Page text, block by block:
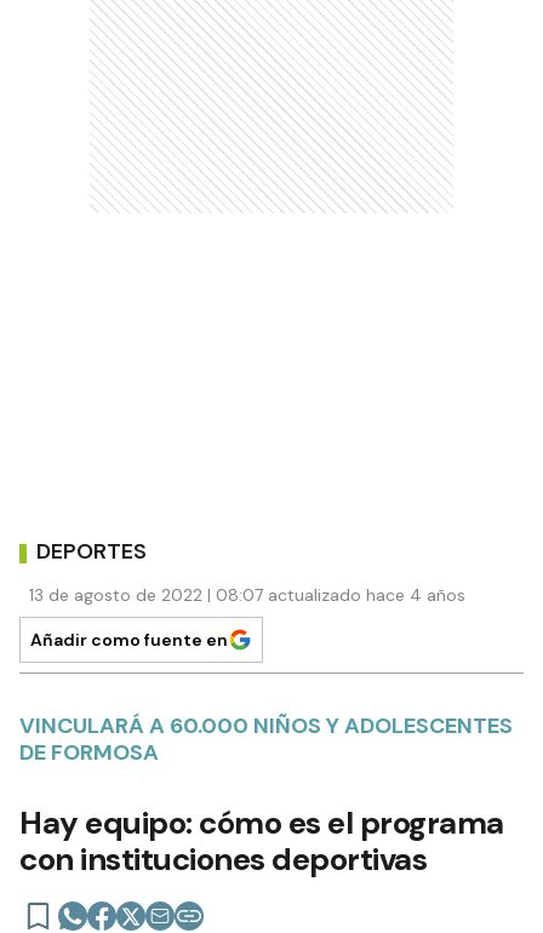
DEPORTES
13 de agosto de 2022 | 08:07 actualizado hace 4 años
Añadir como fuente en
VINCULARÁ A 60.000 NIÑOS Y ADOLESCENTES
DE FORMOSA
Hay equipo: cómo es el programa
con instituciones deportivas